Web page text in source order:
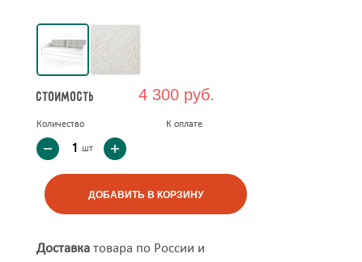
Стоимость 4 300 руб.
Количество
шт
К оплате
ДОБАВИТЬ В КОРЗИНУ
Доставка товара по России и